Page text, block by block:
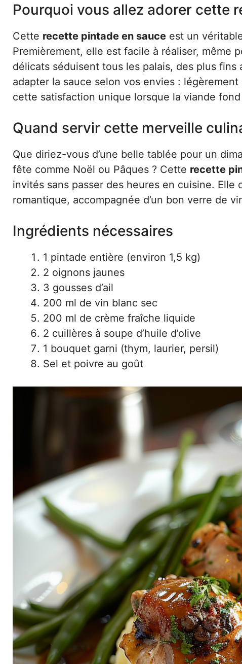
Pourquoi vous allez adorer cette
Cette recette pintade en sauce est un
Premièrement, elle est facile à réaliser, même
délicats séduisent tous les palais, des plus
adapter la sauce selon vos envies :
cette satisfaction unique lorsque la viande
Quand servir cette merveille
Que diriez-vous d’une belle tablée pour un
fête comme Noël ou Pâques ? Cette recette
invités sans passer des heures en cuisine.
romantique, accompagnée d’un bon verre de
Ingrédients nécessaires
1 pintade entière (environ 1,5 kg)
2 oignons jaunes
3 gousses d’ail
200 ml de vin blanc sec
200 ml de crème fraîche liquide
2 cuillères à soupe d’huile d’olive
1 bouquet garni (thym, laurier, persil)
Sel et poivre au goût